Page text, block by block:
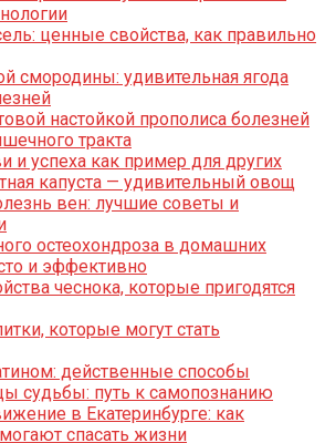
ценные свойства, как правильно
смородины: удивительная ягода
настойкой прополиса болезней
тракта
и успеха как пример для других
капуста — удивительный овощ
вен: лучшие советы и
остеохондроза в домашних
и эффективно
чеснока, которые пригодятся
которые могут стать
действенные способы
судьбы: путь к самопознанию
в Екатеринбурге: как
спасать жизни